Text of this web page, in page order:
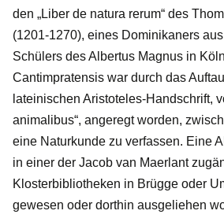
den „Liber de natura rerum“ des
(1201-1270), eines Dominikaners
Schülers des Albertus Magnus in
Cantimpratensis war durch das
lateinischen Aristoteles-Handschrift,
animalibus“, angeregt worden,
eine Naturkunde zu verfassen. Eine
in einer der Jacob van Maerlant
Klosterbibliotheken in Brügge oder
gewesen oder dorthin ausgeliehen